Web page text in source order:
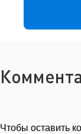
Чтобы оставить